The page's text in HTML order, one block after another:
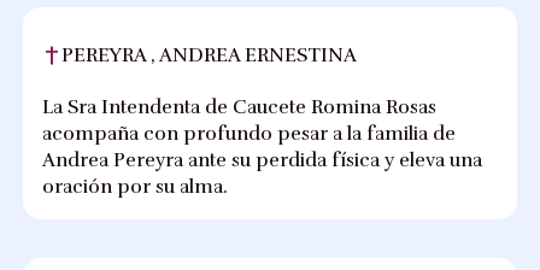
PEREYRA , ANDREA ERNESTINA
La Sra Intendenta de Caucete Romina Rosas
acompaña con profundo pesar a la familia de
Andrea Pereyra ante su perdida física y eleva una
oración por su alma.